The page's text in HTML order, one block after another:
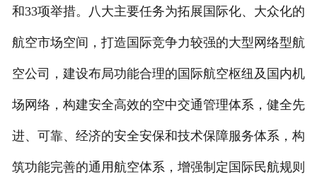
和33项举措。八大主要任务为拓展国际化、大众化的
航空市场空间，打造国际竞争力较强的大型网络型航
空公司，建设布局功能合理的国际航空枢纽及国内机
场网络，构建安全高效的空中交通管理体系，健全先
进、可靠、经济的安全安保和技术保障服务体系，构
筑功能完善的通用航空体系，增强制定国际民航规则